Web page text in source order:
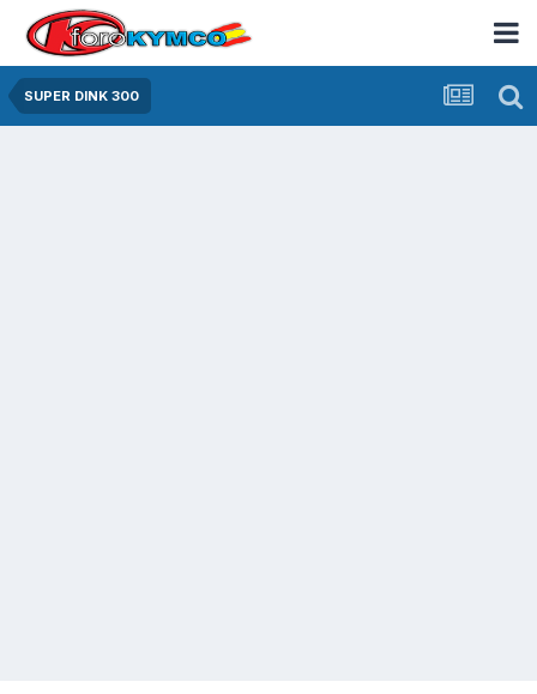
SUPER DINK 300